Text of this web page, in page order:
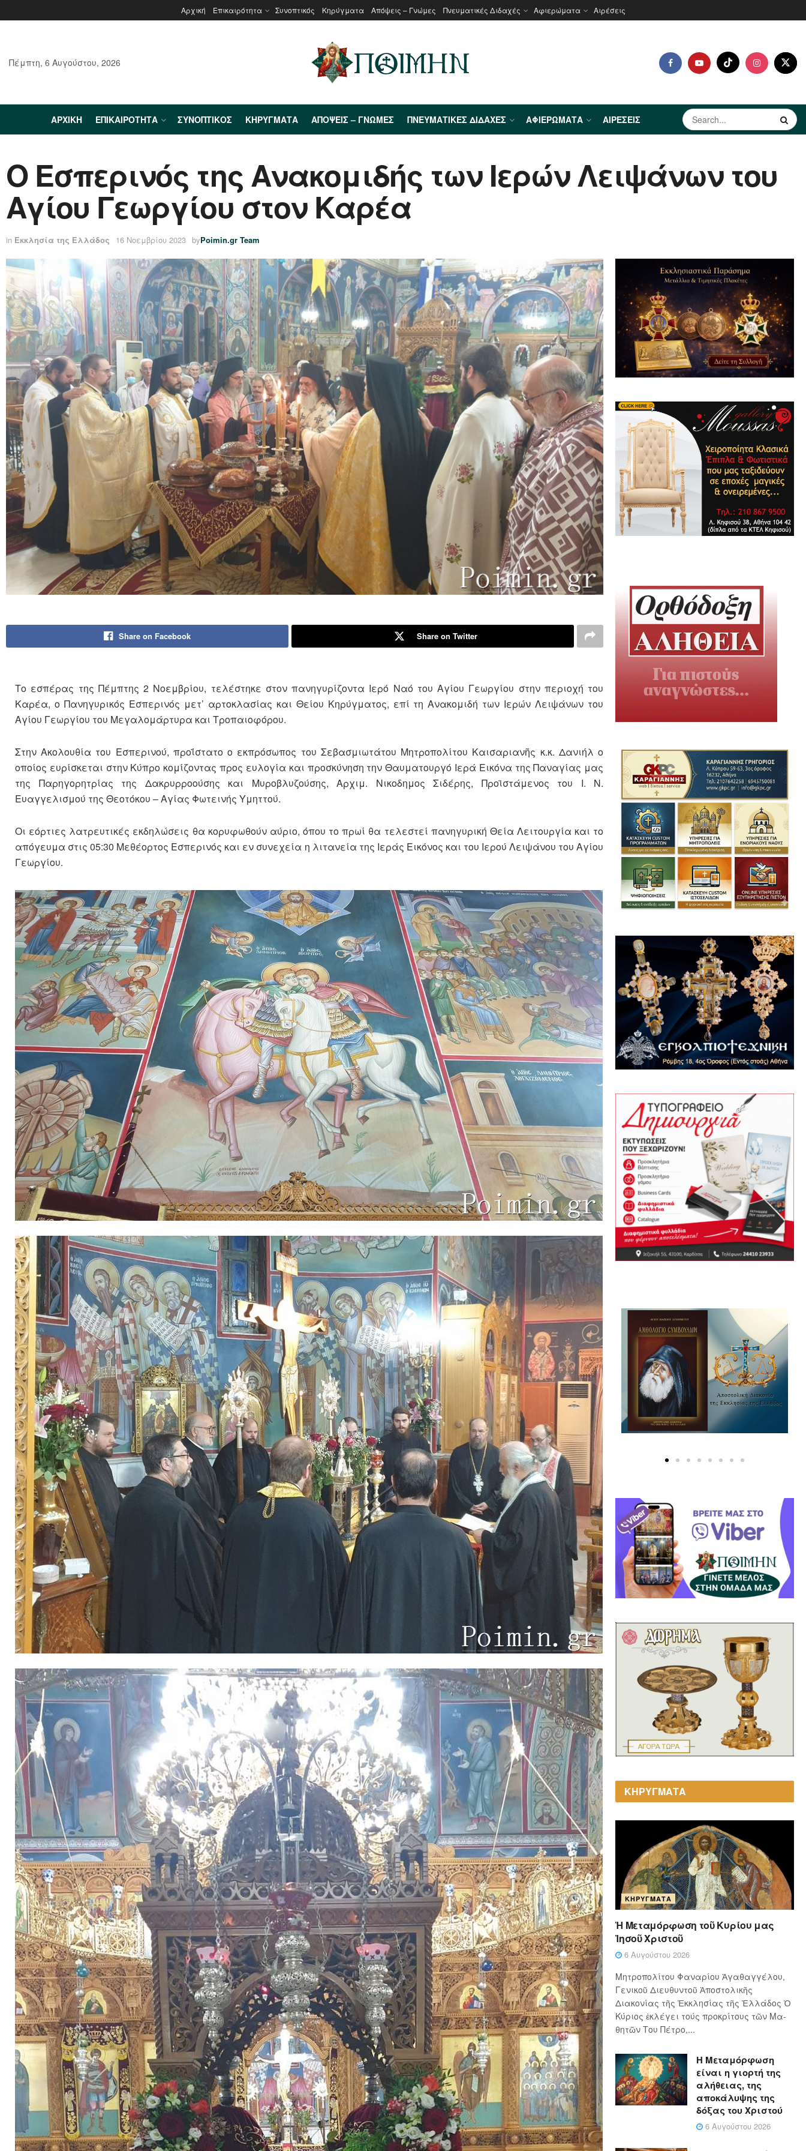
Αρχική Επικαιρότητα Συνοπτικός Κηρύγματα Απόψεις – Γνώμες Πνευματικές Διδαχές Αφιερώματα Αιρέσεις
Πέμπτη, 6 Αυγούστου, 2026
ΑΡΧΙΚΉ ΕΠΙΚΑΙΡΌΤΗΤΑ ΣΥΝΟΠΤΙΚΌΣ ΚΗΡΎΓΜΑΤΑ ΑΠΌΨΕΙΣ – ΓΝΏΜΕΣ ΠΝΕΥΜΑΤΙΚΈΣ ΔΙΔΑΧΈΣ ΑΦΙΕΡΏΜΑΤΑ ΑΙΡΈΣΕΙΣ
Ο Εσπερινός της Ανακομιδής των Ιερών Λειψάνων του
Αγίου Γεωργίου στον Καρέα
in Εκκλησία της Ελλάδος 16 Νοεμβρίου 2023 byPoimin.gr Team
Share on Facebook Share on Twitter
Το εσπέρας της Πέμπτης 2 Νοεμβρίου, τελέστηκε στον πανηγυρίζοντα Ιερό Ναό του Αγίου Γεωργίου στην περιοχή του
Καρέα, ο Πανηγυρικός Εσπερινός μετ’ αρτοκλασίας και Θείου Κηρύγματος, επί τη Ανακομιδή των Ιερών Λειψάνων του
Αγίου Γεωργίου του Μεγαλομάρτυρα και Τροπαιοφόρου.
Στην Ακολουθία του Εσπερινού, προΐστατο ο εκπρόσωπος του Σεβασμιωτάτου Μητροπολίτου Καισαριανῆς κ.κ. Δανιήλ o
οποίος ευρίσκεται στην Κύπρο κομίζοντας προς ευλογία και προσκύνηση την Θαυματουργό Ιερά Εικόνα της Παναγίας μας
της Παρηγορητρίας της Δακρυρροούσης και Μυροβλυζούσης, Αρχιμ. Νικοδημος Σιδέρης, Προϊστάμενος του Ι. Ν.
Ευαγγελισμού της Θεοτόκου – Αγίας Φωτεινής Υμηττού.
Οι εόρτιες λατρευτικές εκδηλώσεις θα κορυφωθούν αύριο, όπου το πρωί θα τελεστεί πανηγυρική Θεία Λειτουργία και το
απόγευμα στις 05:30 Μεθέορτος Εσπερινός και εν συνεχεία η λιτανεία της Ιεράς Εικόνος και του Ιερού Λειψάνου του Αγίου
Γεωργίου.
ΚΗΡΥΓΜΑΤΑ
ΚΗΡΎΓΜΑΤΑ
Ἡ Μεταμόρφωση τοῦ Κυρίου μας
Ἰησοῦ Χριστοῦ
6 Αυγούστου 2026
Μητροπολίτου Φαναρίου Ἀγαθαγγέλου,
Γενικοῦ Διευθυντοῦ Ἀποστολικῆς
Διακονίας τῆς Ἐκκλησίας τῆς Ἑλλάδος Ὁ
Κύ­ρι­ος ἐκλέγει τούς προ­κρί­τους τῶν Μα­
θη­τῶν Του Πέ­τρο,...
Η Μεταμόρφωση
είναι η γιορτή της
αλήθειας, της
αποκάλυψης της
δόξας του Χριστού
6 Αυγούστου 2026